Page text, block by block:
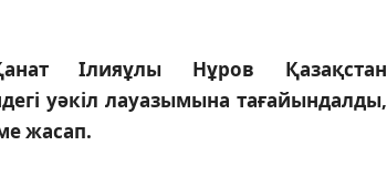
Ілияұлы Нұров Қазақстан
уәкіл лауазымына тағайындалды,
жасап.